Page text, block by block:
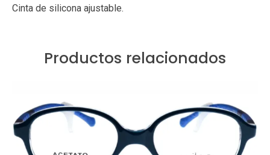
Cinta de silicona ajustable.
Productos relacionados